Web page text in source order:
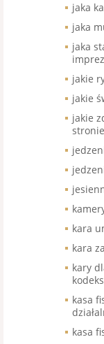
jaka
jaka
jaka
jakie
jakie
jakie
kara
kara
kary
kasa
kasa